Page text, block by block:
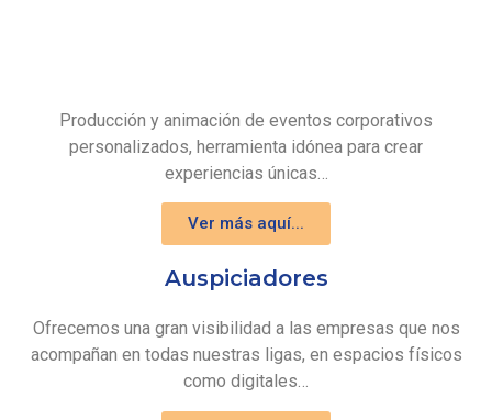
Producción y animación de eventos corporativos
personalizados, herramienta idónea para crear
experiencias únicas…
Ver más aquí...
Auspiciadores
Ofrecemos una gran visibilidad a las empresas que nos
acompañan en todas nuestras ligas, en espacios físicos
como digitales…